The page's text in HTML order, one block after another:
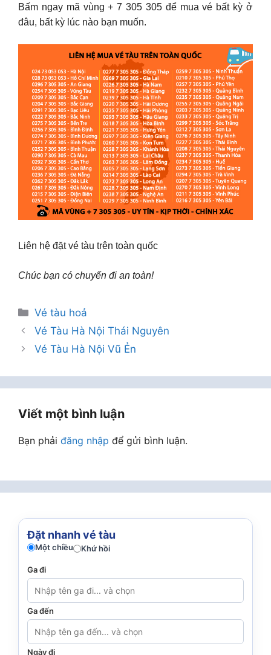
Bấm ngay mã vùng + 7 305 305 để mua vé bất kỳ ở
đâu, bất kỳ lúc nào bạn muốn.
Liên hệ đặt vé tàu trên toàn quốc
Chúc bạn có chuyến đi an toàn!
Danh
mục
Vé tàu hoả
Vé Tàu Hà Nội Thái Nguyên
Vé Tàu Hà Nội Vũ Ẻn
Viết một bình luận
Bạn phải đăng nhập để gửi bình luận.
Đặt nhanh vé tàu
Một chiều Khứ hồi
Ga đi
Ga đến
Ngày đi